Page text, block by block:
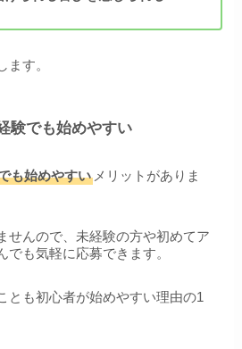
ます。
験でも始めやすい
も始めやすい メリットがありま
せんので、未経験の方や初めてア
でも気軽に応募できます。
とも初心者が始めやすい理由の1